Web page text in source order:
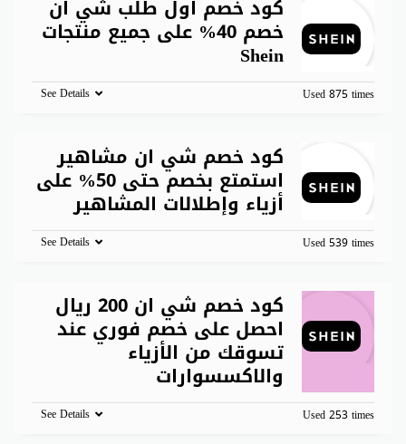
كود خصم اول طلب شي ان
خصم 40% على جميع منتجات
Shein
Used 875 times
See Details
كود خصم شي ان مشاهير
استمتع بخصم حتى 50% على
أزياء وإطلالات المشاهير
Used 539 times
See Details
كود خصم شي ان 200 ريال
احصل على خصم فوري عند
تسوقك من الأزياء
والاكسسوارات
Used 253 times
See Details